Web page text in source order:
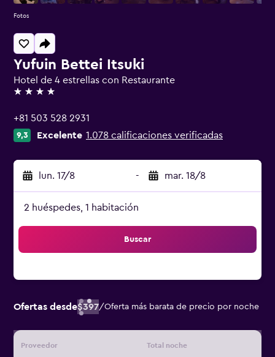
Yufuin Bettei Itsuki
Hotel de 4 estrellas con Restaurante
4 estrellas
+81 503 528 2931
9,3 Excelente 1.078 calificaciones verificadas
lun. 17/8 - mar. 18/8
2 huéspedes, 1 habitación
Buscar
Ofertas desde$397/Oferta más barata de precio por noche
Proveedor Total noche
Fotos